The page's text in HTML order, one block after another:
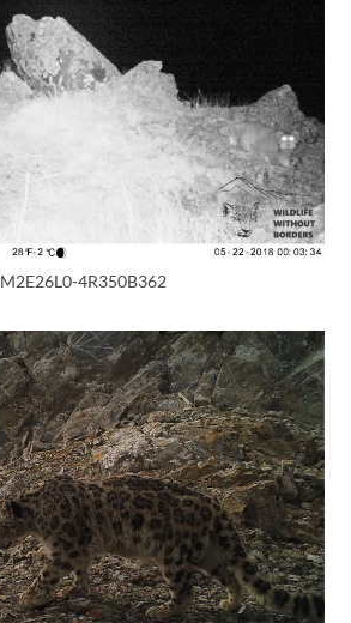
M2E26L0-4R350B362